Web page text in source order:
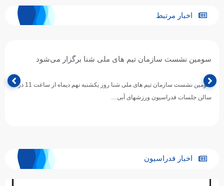
اخبار مرتبط
سومین نشست سازمان تیم های ملی شنا برگزار می‌شود
سومین نشست سازمان تیم های ملی شنا روز یکشنبه نهم دیماه از ساعت 11 در
سالن جلسات فدراسیون ورزشهای آبی…
اخبار فدراسیون